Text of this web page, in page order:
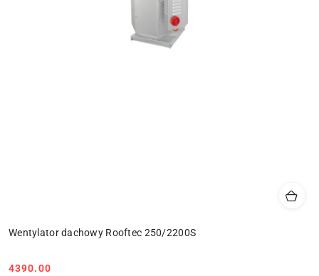
Wentylator dachowy Rooftec 250/2200S
4390.00